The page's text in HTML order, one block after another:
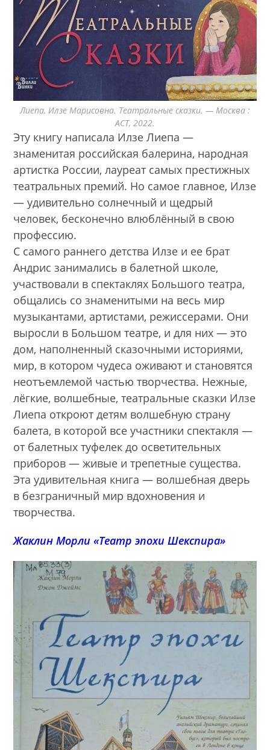
Лиепа, Илзе Марисовна. Театральные сказки. — Москва :
АСТ, 2022.
Эту книгу написала Илзе Лиепа —
знаменитая российская балерина, народная
артистка России, лауреат самых престижных
театральных премий. Но самое главное, Илзе
— удивительно солнечный и щедрый
человек, бесконечно влюблённый в свою
профессию.
С самого раннего детства Илзе и ее брат
Андрис занимались в балетной школе,
участвовали в спектаклях Большого театра,
общались со знаменитыми на весь мир
музыкантами, артистами, режиссерами. Они
выросли в Большом театре, и для них — это
дом, наполненный сказочными историями,
мир, в котором чудеса оживают и становятся
неотъемлемой частью творчества. Нежные,
лёгкие, волшебные, театральные сказки Илзе
Лиепа откроют детям волшебную страну
балета, в которой все участники спектакля —
от балетных туфелек до осветительных
приборов — живые и трепетные существа.
Эта удивительная книга — волшебная дверь
в безграничный мир вдохновения и
творчества.
Жаклин Морли «Театр эпохи Шекспира»